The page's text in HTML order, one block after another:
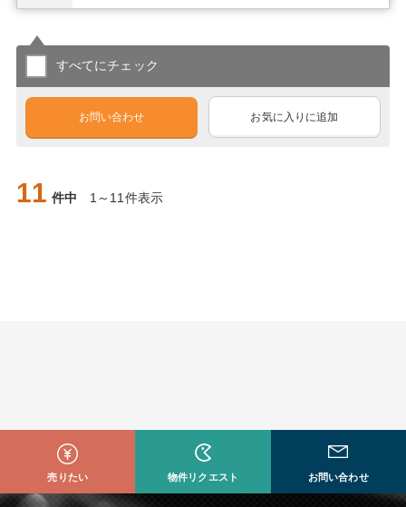
すべてにチェック
お問い合わせ お気に入りに追加
11 件中 1～11件表示
売りたい 物件リクエスト お問い合わせ